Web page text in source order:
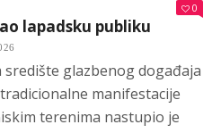
0
lapadsku publiku
središte glazbenog događaja
manifestacije
terenima nastupio je